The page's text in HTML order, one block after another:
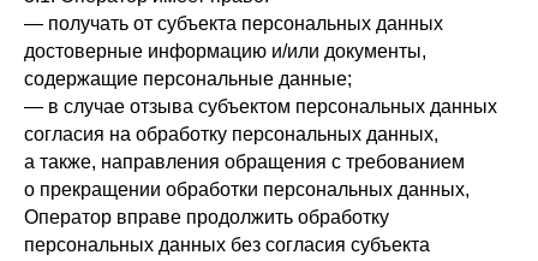
— получать от субъекта персональных данных
достоверные информацию и/или документы,
содержащие персональные данные;
— в случае отзыва субъектом персональных данных
согласия на обработку персональных данных,
а также, направления обращения с требованием
о прекращении обработки персональных данных,
Оператор вправе продолжить обработку
персональных данных без согласия субъекта